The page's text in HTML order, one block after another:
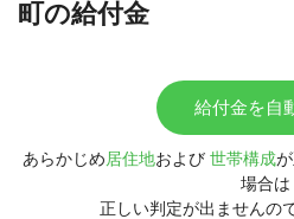
町の給付金
給付金を自
あらかじめ居住地および 世帯構成
場合は
正しい判定が出ませんの